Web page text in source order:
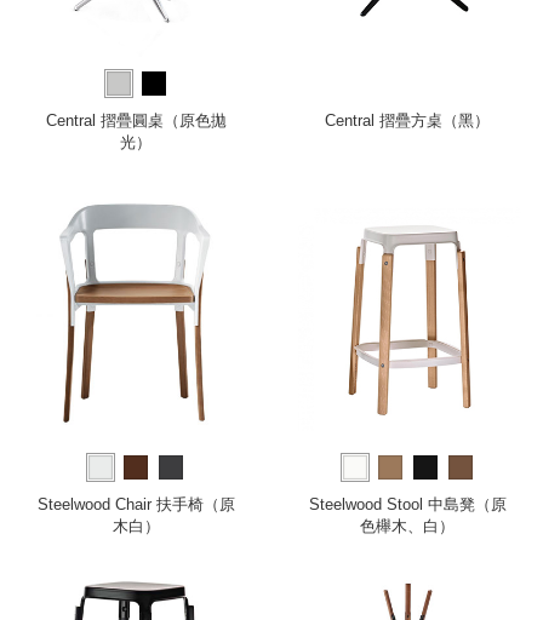
Central 摺疊圓桌（原色拋
光）
Central 摺疊方桌（黑）
Steelwood Chair 扶手椅（原
木白）
Steelwood Stool 中島凳（原
色櫸木、白）